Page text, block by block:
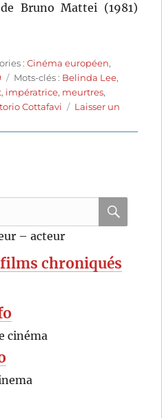
de Bruno Mattei (1981)
:Cinéma européen,
Étiquettes
Mots-clés : Belinda Lee,
, impératrice, meurtres,
Cottafavi
Laisser un
– acteur
chroniqués
cinéma